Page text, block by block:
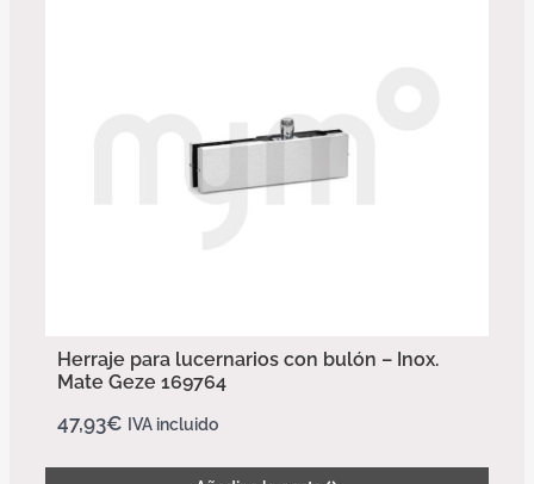
Herraje para lucernarios con bulón – Inox.
Mate Geze 169764
47,93€ IVA incluido